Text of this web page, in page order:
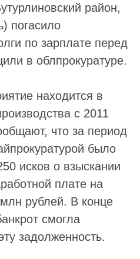
район,
погасило
по зарплате перед
в облпрокуратуре.
находится в
с 2011
что за период
было
исков о взыскании
плате на
рублей. В конце
смогла
задолженность.